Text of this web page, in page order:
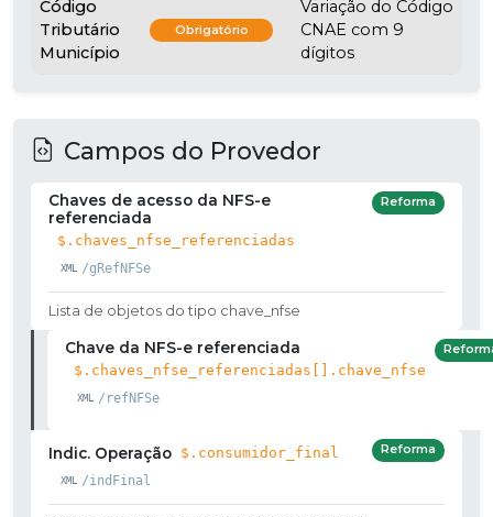
Código
Tributário
Município
Obrigatório
Variação do Código
CNAE com 9
dígitos
Campos do Provedor
Chaves de acesso da NFS-e
referenciada
$.chaves_nfse_referenciadas
/gRefNFSe
Reforma
Lista de objetos do tipo chave_nfse
Chave da NFS-e referenciada
$.chaves_nfse_referenciadas[].chave_nfse
/refNFSe
Indic. Operação $.consumidor_final
/indFinal
Reforma